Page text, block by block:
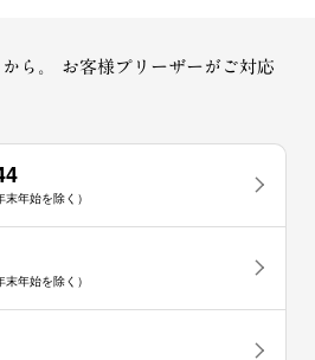
ら。
お客様プリーザーがご対応
年始を除く）
年始を除く）